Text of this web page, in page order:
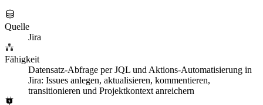
Quelle
Jira
Fähigkeit
Datensatz-Abfrage per JQL und Aktions-Automatisierung in
Jira: Issues anlegen, aktualisieren, kommentieren,
transitionieren und Projektkontext anreichern